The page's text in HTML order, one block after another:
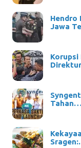
Hendro
Jawa
Korupsi
Tahan…